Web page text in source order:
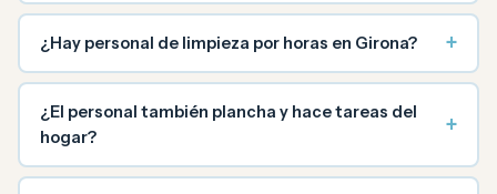
¿Hay personal de limpieza por horas en Girona? +
¿El personal también plancha y hace tareas del
hogar?
+